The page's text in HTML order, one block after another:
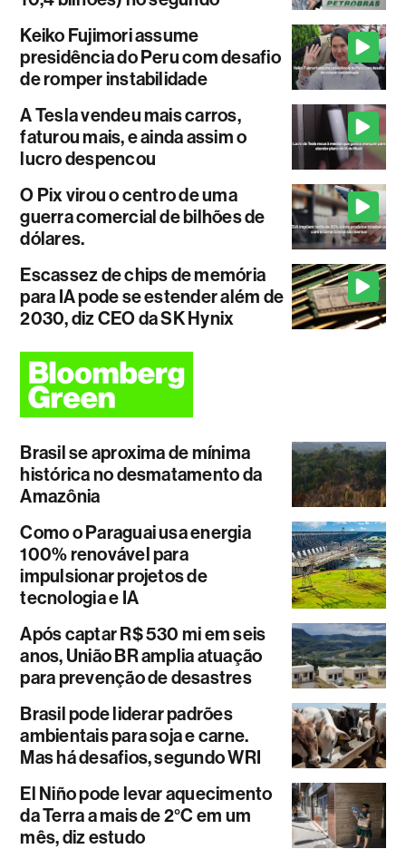
Keiko Fujimori assume
presidência do Peru com desafio
de romper instabilidade
A Tesla vendeu mais carros,
faturou mais, e ainda assim o
lucro despencou
O Pix virou o centro de uma
guerra comercial de bilhões de
dólares.
Escassez de chips de memória
para IA pode se estender além de
2030, diz CEO da SK Hynix
Brasil se aproxima de mínima
histórica no desmatamento da
Amazônia
Como o Paraguai usa energia
100% renovável para
impulsionar projetos de
tecnologia e IA
Após captar R$ 530 mi em seis
anos, União BR amplia atuação
para prevenção de desastres
Brasil pode liderar padrões
ambientais para soja e carne.
Mas há desafios, segundo WRI
El Niño pode levar aquecimento
da Terra a mais de 2°C em um
mês, diz estudo